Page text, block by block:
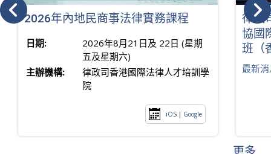
2026年內地民商事法律實務課程
日期:
2026年8月21日及 22日 (星期
五及星期六)
主辦機構:
律政司香港國際法律人才培訓學
院
iOS | Google
律政
協國
班（
最新